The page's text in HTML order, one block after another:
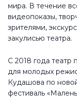
мира. В течение
видеопоказы,
зрителями,
закулисью театра.
С 2018 года
для молодых
Кудашова по
фестиваль